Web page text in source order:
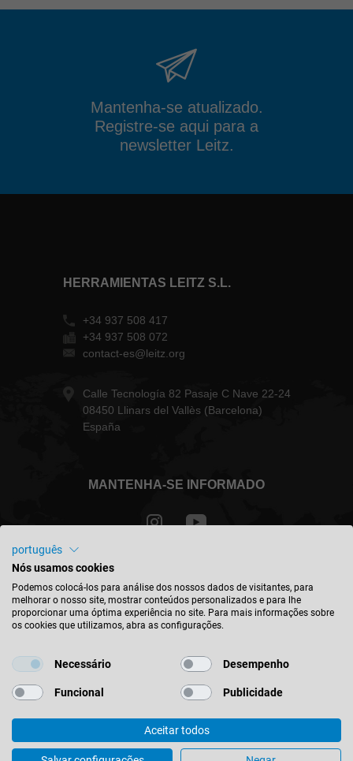
Mantenha-se atualizado.
Registre-se aqui para a
newsletter Leitz.
HERRAMIENTAS LEITZ S.L.
+34 937 508 417
+34 937 508 072
contact-es@leitz.org
Calle Tecnología 82 Pasaje C Nave 22-24
08450 Llinars del Vallès (Barcelona)
España
MANTENHA-SE INFORMADO
ENCONTRAR A LOCALIZAÇÃO
© 2026 Leitz GmbH & Co. KG
Impresso
Contato
Política de privacidade
Condições gerais de venda
Política de Redes Sociales
português
Nós usamos cookies
Podemos colocá-los para análise dos nossos dados de visitantes, para
melhorar o nosso site, mostrar conteúdos personalizados e para lhe
proporcionar uma óptima experiência no site. Para mais informações sobre
os cookies que utilizamos, abra as configurações.
Necessário Desempenho
Funcional Publicidade
Aceitar todos